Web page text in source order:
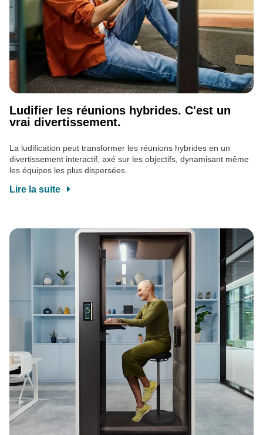
Ludifier les réunions hybrides. C'est un
vrai divertissement.
La ludification peut transformer les réunions hybrides en un
divertissement interactif, axé sur les objectifs, dynamisant même
les équipes les plus dispersées.
Lire la suite